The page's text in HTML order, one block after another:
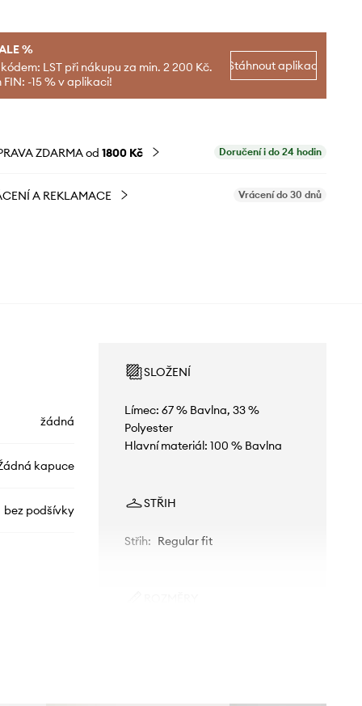
%
LST při nákupu za min. 2 200 Kč.
FIN: -15 % v aplikaci!
Stáhnout aplikaci
ZDARMA od 1800 Kč Doručení i do 24 hodin
A REKLAMACE Vrácení do 30 dnů
žádná
kapuce
bez podšívky
SLOŽENÍ
Límec: 67 % Bavlna, 33 %
Polyester
Hlavní materiál: 100 % Bavlna
STŘIH
Střih: Regular fit